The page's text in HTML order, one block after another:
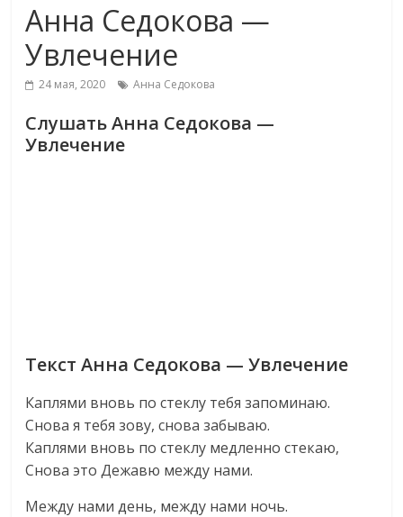
Анна Седокова —
Увлечение
24 мая, 2020 Анна Седокова
Слушать Анна Седокова —
Увлечение
Текст Анна Седокова — Увлечение
Каплями вновь по стеклу тебя запоминаю.
Снова я тебя зову, снова забываю.
Каплями вновь по стеклу медленно стекаю,
Снова это Дежавю между нами.
Между нами день, между нами ночь.